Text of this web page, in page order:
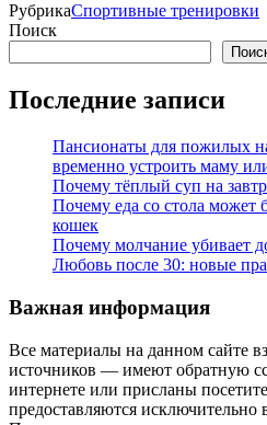
РубрикаСпортивные тренировки
Поиск
Последние записи
Пансионаты для пожилых
временно устроить маму
Почему тёплый суп на
Почему еда со стола может
кошек
Почему молчание убивает
Любовь после 30: новые
Важная информация
Все материалы на данном сайте
источников — имеют обратную
интернете или присланы
предоставляются исключительно